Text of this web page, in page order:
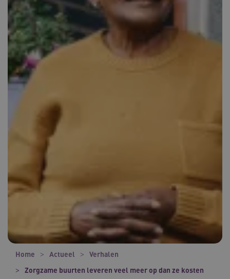
Home Actueel
Verhalen
Zorgzame buurten leveren veel meer op dan ze kosten